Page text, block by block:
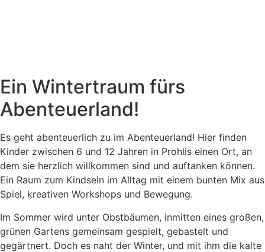
Ein Wintertraum fürs
Abenteuerland!
Es geht abenteuerlich zu im Abenteuerland! Hier finden
Kinder zwischen 6 und 12 Jahren in Prohlis einen Ort, an
dem sie herzlich willkommen sind und auftanken können.
Ein Raum zum Kindsein im Alltag mit einem bunten Mix aus
Spiel, kreativen Workshops und Bewegung.
Im Sommer wird unter Obstbäumen, inmitten eines großen,
grünen Gartens gemeinsam gespielt, gebastelt und
gegärtnert. Doch es naht der Winter, und mit ihm die kalte